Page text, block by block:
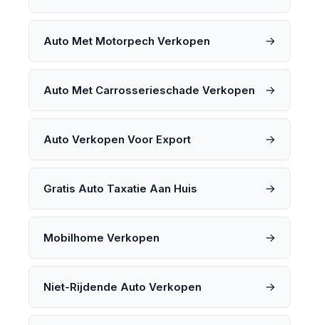
Auto Met Motorpech Verkopen →
Auto Met Carrosserieschade Verkopen →
Auto Verkopen Voor Export →
Gratis Auto Taxatie Aan Huis →
Mobilhome Verkopen →
Niet-Rijdende Auto Verkopen →